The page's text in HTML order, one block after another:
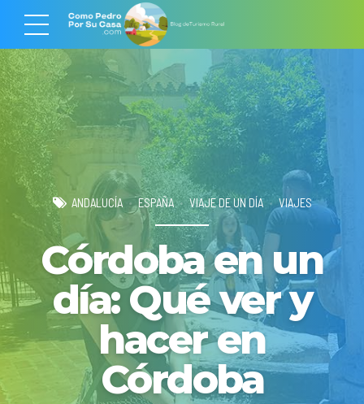
ANDALUCÍA ESPAÑA VIAJE DE UN DÍA VIAJES
Córdoba en un
día: Qué ver y
hacer en
Córdoba